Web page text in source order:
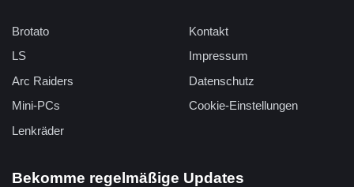
Brotato
LS
Arc Raiders
Mini-PCs
Lenkräder
Kontakt
Impressum
Datenschutz
Cookie-Einstellungen
Bekomme regelmäßige Updates